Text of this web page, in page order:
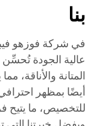
بنا
في شركة فوزهو
عالية الجودة
المتانة والأناقة،
أيضًا بمظهر
للتخصيص، ما يتيح